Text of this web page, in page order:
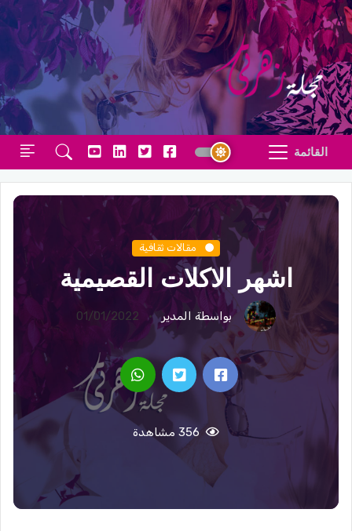
القائمة
مقالات ثقافية
اشهر الاكلات القصيمية
بواسطة المدير 01/01/2022